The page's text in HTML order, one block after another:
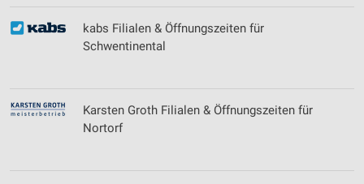
kabs Filialen & Öffnungszeiten für
Schwentinental
Karsten Groth Filialen & Öffnungszeiten für
Nortorf